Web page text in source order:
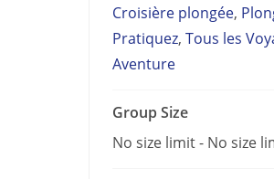
Croisière plongée,
Pratiquez, Tous les
Aventure
Group Size
No size limit- No size